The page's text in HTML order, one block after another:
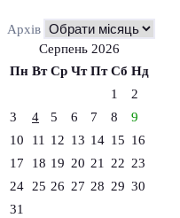
Архів
Серпень 2026
Пн Вт Ср Чт Пт Сб Нд
1
2
3
4 5 6 7 8
9
10
11 12 13 14 15 16
17
18 19 20 21 22 23
24
25 26 27 28 29 30
31